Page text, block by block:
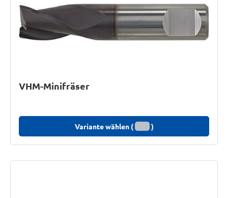
VHM-Minifräser
Variante wählen ( )